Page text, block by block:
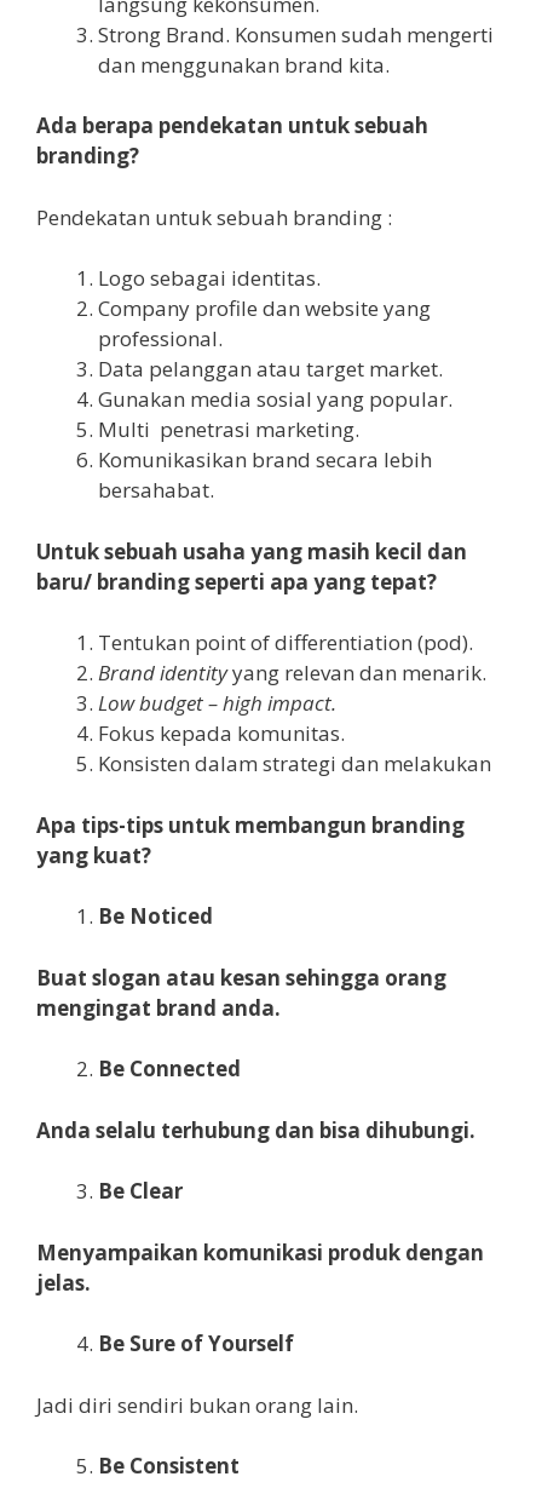
Strong Brand. Konsumen sudah mengerti
dan menggunakan brand kita.
Ada berapa pendekatan untuk sebuah
branding?
Pendekatan untuk sebuah branding :
Logo sebagai identitas.
Company profile dan website yang
professional.
Data pelanggan atau target market.
Gunakan media sosial yang popular.
Multi penetrasi marketing.
Komunikasikan brand secara lebih
bersahabat.
Untuk sebuah usaha yang masih kecil dan
baru/ branding seperti apa yang tepat?
Tentukan point of differentiation (pod).
Brand identityyang relevan dan menarik.
Low budget – high impact.
Fokus kepada komunitas.
Konsisten dalam strategi dan melakukan
Apa tips-tips untuk membangun branding
yang kuat?
Be Noticed
Buat slogan atau kesan sehingga orang
mengingat brand anda.
Be Connected
Anda selalu terhubung dan bisa dihubungi.
Be Clear
Menyampaikan komunikasi produk dengan
jelas.
Be Sure of Yourself
Jadi diri sendiri bukan orang lain.
Be Consistent